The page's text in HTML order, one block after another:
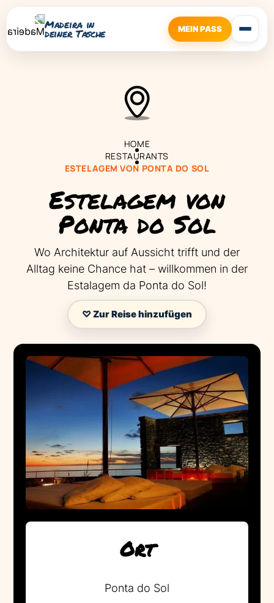
Madeira in
deiner Tasche MEIN PASS
HOME
RESTAURANTS
ESTELAGEM VON PONTA DO SOL
Estelagem von
Ponta do Sol
Wo Architektur auf Aussicht trifft und der
Alltag keine Chance hat – willkommen in der
Estalagem da Ponta do Sol!
♡ Zur Reise hinzufügen
Ort
Ponta do Sol